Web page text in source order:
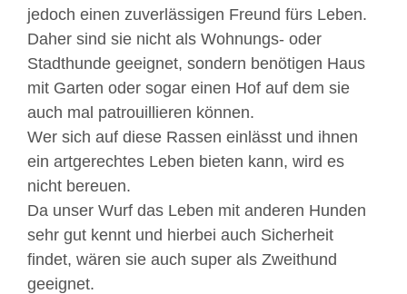
jedoch einen zuverlässigen Freund fürs Leben.
Daher sind sie nicht als Wohnungs- oder
Stadthunde geeignet, sondern benötigen Haus
mit Garten oder sogar einen Hof auf dem sie
auch mal patrouillieren können.
Wer sich auf diese Rassen einlässt und ihnen
ein artgerechtes Leben bieten kann, wird es
nicht bereuen.
Da unser Wurf das Leben mit anderen Hunden
sehr gut kennt und hierbei auch Sicherheit
findet, wären sie auch super als Zweithund
geeignet.